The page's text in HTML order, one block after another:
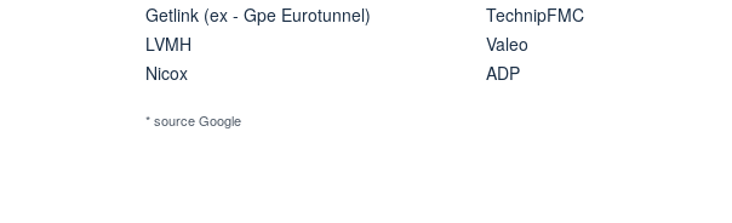
Getlink (ex - Gpe Eurotunnel)
LVMH
Nicox
TechnipFMC
Valeo
ADP
* source Google